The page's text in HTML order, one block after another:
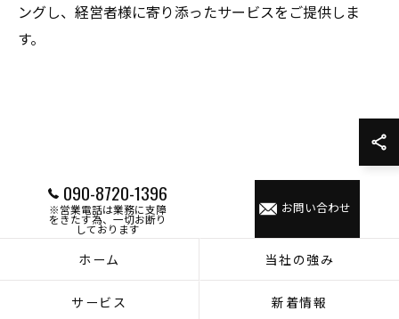
ングし、経営者様に寄り添ったサービスをご提供しま
す。
090-8720-1396
※営業電話は業務に支障
をきたす為、一切お断り
しております
お問い合わせ
ホーム 当社の強み
サービス 新着情報